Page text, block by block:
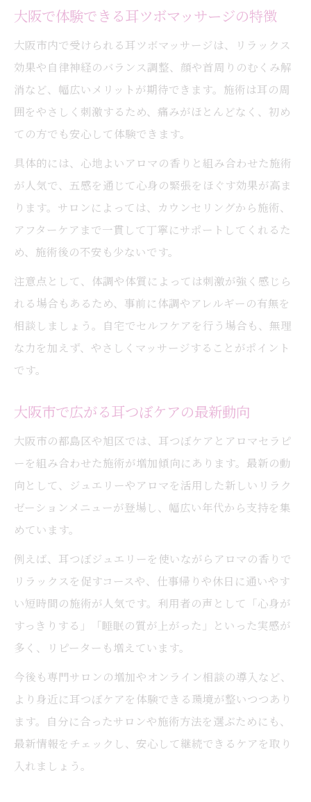
大阪で体験できる耳ツボマッサージの特徴
大阪市内で受けられる耳ツボマッサージは、リラックス
効果や自律神経のバランス調整、顔や首周りのむくみ解
消など、幅広いメリットが期待できます。施術は耳の周
囲をやさしく刺激するため、痛みがほとんどなく、初め
ての方でも安心して体験できます。
具体的には、心地よいアロマの香りと組み合わせた施術
が人気で、五感を通じて心身の緊張をほぐす効果が高ま
ります。サロンによっては、カウンセリングから施術、
アフターケアまで一貫して丁寧にサポートしてくれるた
め、施術後の不安も少ないです。
注意点として、体調や体質によっては刺激が強く感じら
れる場合もあるため、事前に体調やアレルギーの有無を
相談しましょう。自宅でセルフケアを行う場合も、無理
な力を加えず、やさしくマッサージすることがポイント
です。
大阪市で広がる耳つぼケアの最新動向
大阪市の都島区や旭区では、耳つぼケアとアロマセラピ
ーを組み合わせた施術が増加傾向にあります。最新の動
向として、ジュエリーやアロマを活用した新しいリラク
ゼーションメニューが登場し、幅広い年代から支持を集
めています。
例えば、耳つぼジュエリーを使いながらアロマの香りで
リラックスを促すコースや、仕事帰りや休日に通いやす
い短時間の施術が人気です。利用者の声として「心身が
すっきりする」「睡眠の質が上がった」といった実感が
多く、リピーターも増えています。
今後も専門サロンの増加やオンライン相談の導入など、
より身近に耳つぼケアを体験できる環境が整いつつあり
ます。自分に合ったサロンや施術方法を選ぶためにも、
最新情報をチェックし、安心して継続できるケアを取り
入れましょう。